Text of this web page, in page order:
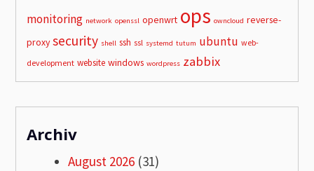
monitoring network openssl openwrt ops owncloud reverse-
proxy security shell ssh ssl systemd tutum ubuntu web-
development website windows wordpress zabbix
Archiv
August 2026 (31)